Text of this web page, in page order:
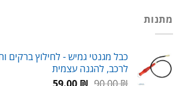
מתנות
כבל מגנטי גמיש - לחילוץ ברקים
לרכב, להגנה עצמית
המחיר
המחיר